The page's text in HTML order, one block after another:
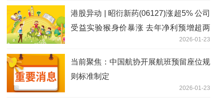
港股异动 | 昭衍新药(06127)涨超5% 公司
受益实验猴身价暴涨 去年净利预增超两
2026-01-23
当前聚焦：中国航协开展航班预留座位规
则标准制定
2026-01-23